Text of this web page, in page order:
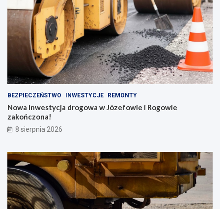
BEZPIECZEŃSTWO INWESTYCJE REMONTY
Nowa inwestycja drogowa w Józefowie i Rogowie
zakończona!
8 sierpnia 2026